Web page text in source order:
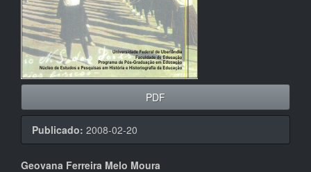
PDF
Publicado: 2008-02-20
Geovana Ferreira Melo Moura